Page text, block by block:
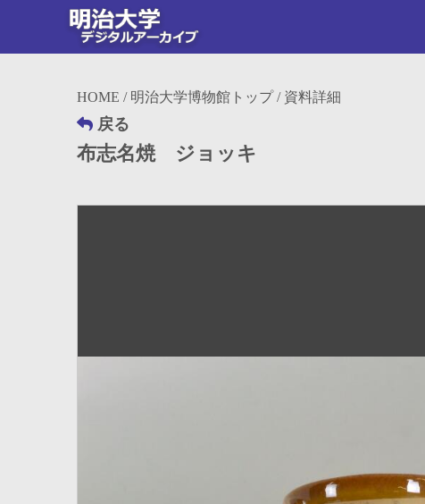
HOME / 明治大学博物館トップ/ 資料詳細
戻る
布志名焼 ジョッキ